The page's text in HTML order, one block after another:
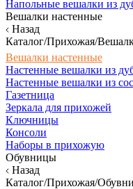
Напольные вешалки из
Вешалки настенные
Назад
Каталог/Прихожая/
Вешалки настенные
Настенные вешалки из
Настенные вешалки из
Газетница
Зеркала для прихожей
Ключницы
Консоли
Наборы в прихожую
Обувницы
Назад
Каталог/Прихожая/